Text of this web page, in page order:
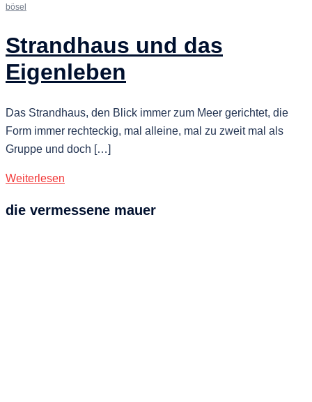
bösel
Strandhaus und das
Eigenleben
Das Strandhaus, den Blick immer zum Meer gerichtet, die
Form immer rechteckig, mal alleine, mal zu zweit mal als
Gruppe und doch […]
Weiterlesen
die vermessene mauer